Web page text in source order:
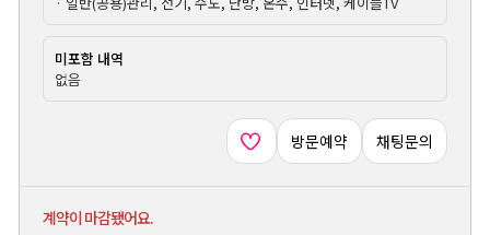
미포함 내역
없음
방문예약 채팅문의
계약이 마감됐어요.